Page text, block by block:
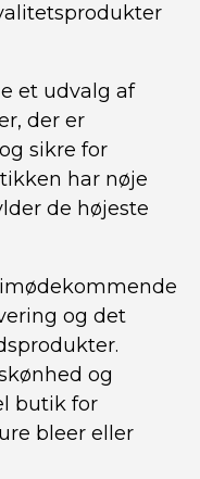
et udvalg af
der er
sikre for
har nøje
de højeste
og det
og
butik for
bleer eller